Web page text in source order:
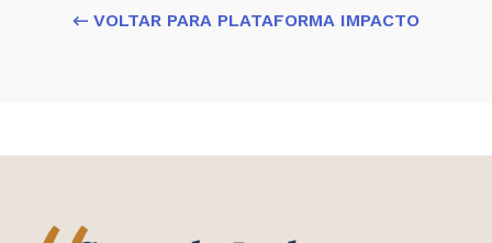
← VOLTAR PARA PLATAFORMA IMPACTO